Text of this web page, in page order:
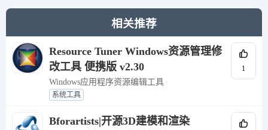
相关推荐
Resource Tuner Windows资源管理修
改工具 便携版 v2.30
Windows应用程序资源编辑工具
系统工具
1
Bforartists|开源3D建模和渲染